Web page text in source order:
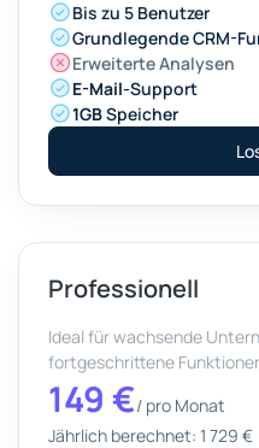
Bis zu 5 Benutzer
Grundlegende CRM-
Erweiterte Analysen
E-Mail-Support
1GBSpeicher
Professionell
Ideal für wachsende
fortgeschrittene
149 €/ pro Monat
Jährlich berechnet: 1 729